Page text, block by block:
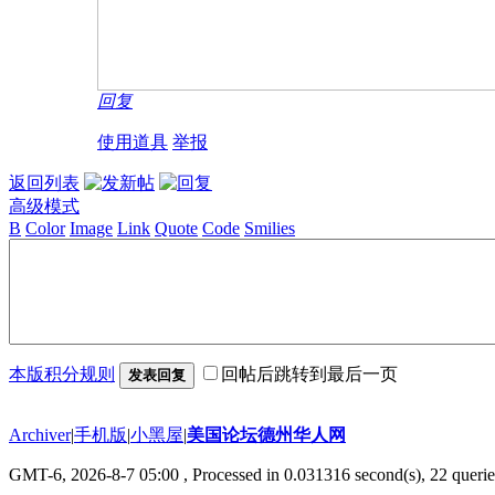
回复
使用道具 举报
返回列表
高级模式
B Color Image Link Quote Code Smilies
本版积分规则 发表回复 回帖后跳转到最后一页
Archiver|手机版|小黑屋|美国论坛德州华人网
GMT-6, 2026-8-7 05:00 , Processed in 0.031316 second(s), 22